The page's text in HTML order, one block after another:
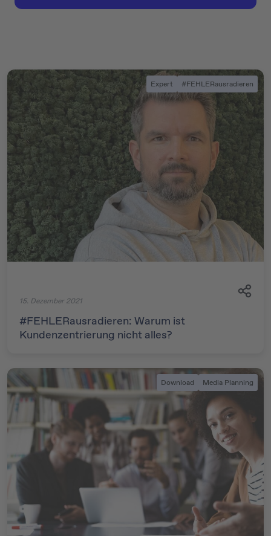
Expert #FEHLERausradieren
15. Dezember 2021
#FEHLERausradieren: Warum ist
Kundenzentrierung nicht alles?
Download Media Planning